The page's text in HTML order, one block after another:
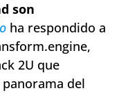
son
ha respondido a
2U que
del